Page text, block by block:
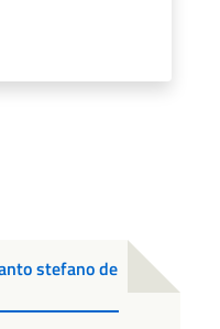
stefano de